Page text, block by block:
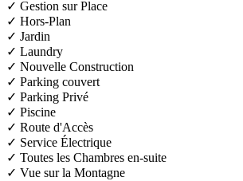
✓ Gestion sur Place
✓ Hors-Plan
✓ Jardin
✓ Laundry
✓ Nouvelle Construction
✓ Parking couvert
✓ Parking Privé
✓ Piscine
✓ Route d'Accès
✓ Service Électrique
✓ Toutes les Chambres en-suite
✓ Vue sur la Montagne